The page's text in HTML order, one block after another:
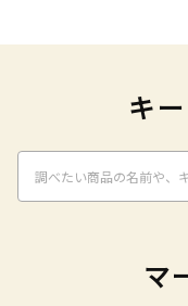
キ
マ